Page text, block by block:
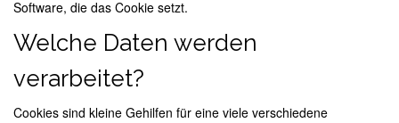
Software, die das Cookie setzt.
Welche Daten werden
verarbeitet?
Cookies sind kleine Gehilfen für eine viele verschiedene